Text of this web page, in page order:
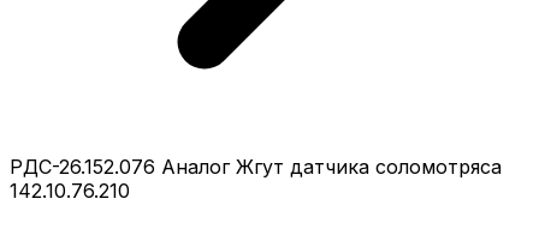
РДС-26.152.076 Аналог Жгут датчика соломотряса
142.10.76.210